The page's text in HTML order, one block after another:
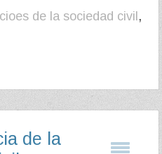
de la sociedad civil ,
de la